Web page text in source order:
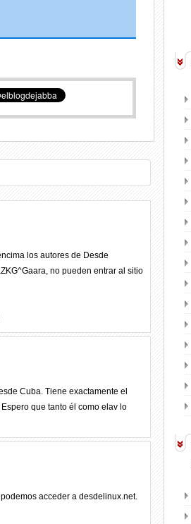
los autores de Desde
no pueden entrar al sitio
Cuba. Tiene exactamente el
que tanto él como elav lo
acceder a desdelinux.net.